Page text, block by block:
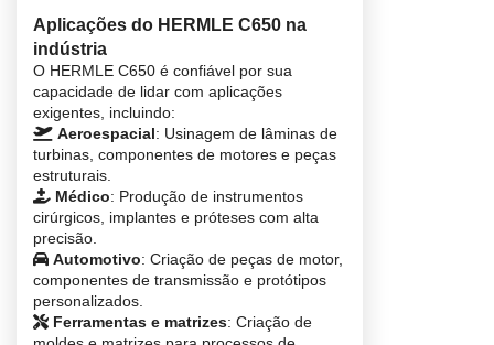
Aplicações do HERMLE C650 na
indústria
O HERMLE C650 é confiável por sua
capacidade de lidar com aplicações
exigentes, incluindo:
Aeroespacial: Usinagem de lâminas de
turbinas, componentes de motores e peças
estruturais.
Médico: Produção de instrumentos
cirúrgicos, implantes e próteses com alta
precisão.
Automotivo: Criação de peças de motor,
componentes de transmissão e protótipos
personalizados.
Ferramentas e matrizes: Criação de